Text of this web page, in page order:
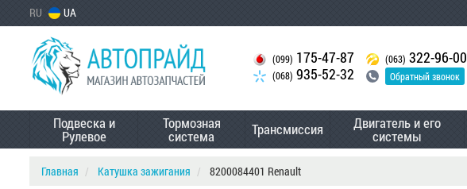
RU UA
(099) 175-47-87
(068) 935-52-32
(063) 322-96-00
Обратный звонок
Подвеска и
Рулевое
Тормозная
система Трансмиссия Двигатель и его
системы
Главная Катушка зажигания 8200084401 Renault